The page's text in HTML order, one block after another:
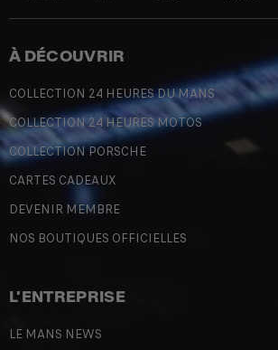
À DÉCOUVRIR
COLLECTION 24 HEURES DU MANS
COLLECTION 24 HEURES MOTOS
COLLECTION PORSCHE
CARTES CADEAUX
DEVENIR MEMBRE
NOS BOUTIQUES OFFICIELLES
L'ENTREPRISE
LE MANS NEWS